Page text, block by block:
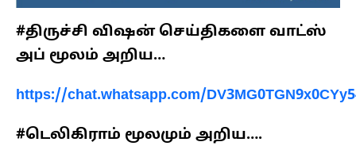
#திருச்சி விஷன் செய்திகளை வாட்ஸ்
அப் மூலம் அறிய…
https://chat.whatsapp.com/
#டெலிகிராம் மூலமும் அறிய….